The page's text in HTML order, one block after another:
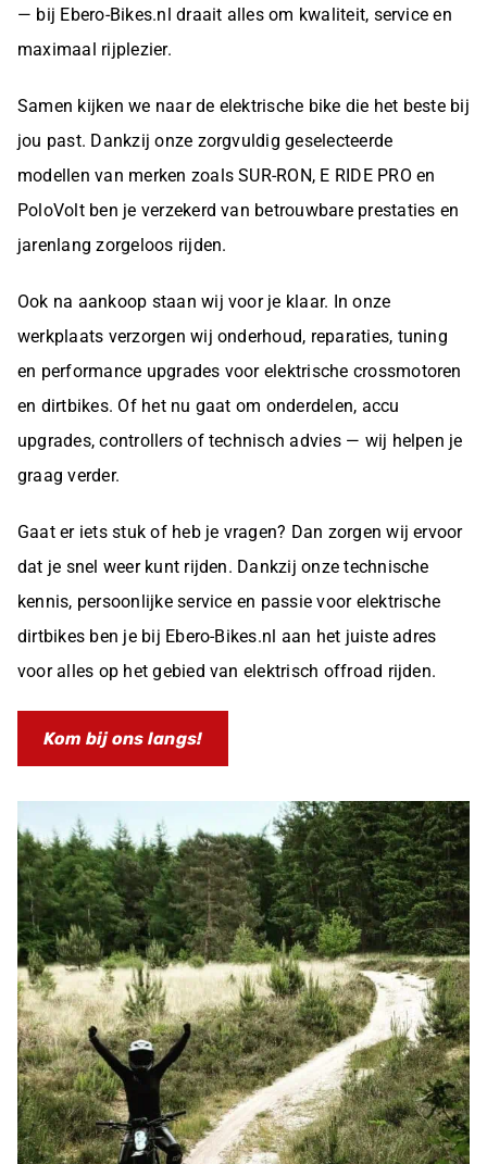
— bij Ebero-Bikes.nl draait alles om kwaliteit, service en
maximaal rijplezier.
Samen kijken we naar de elektrische bike die het beste bij
jou past. Dankzij onze zorgvuldig geselecteerde
modellen van merken zoals SUR-RON, E RIDE PRO en
PoloVolt ben je verzekerd van betrouwbare prestaties en
jarenlang zorgeloos rijden.
Ook na aankoop staan wij voor je klaar. In onze
werkplaats verzorgen wij onderhoud, reparaties, tuning
en performance upgrades voor elektrische crossmotoren
en dirtbikes. Of het nu gaat om onderdelen, accu
upgrades, controllers of technisch advies — wij helpen je
graag verder.
Gaat er iets stuk of heb je vragen? Dan zorgen wij ervoor
dat je snel weer kunt rijden. Dankzij onze technische
kennis, persoonlijke service en passie voor elektrische
dirtbikes ben je bij Ebero-Bikes.nl aan het juiste adres
voor alles op het gebied van elektrisch offroad rijden.
Kom bij ons langs!